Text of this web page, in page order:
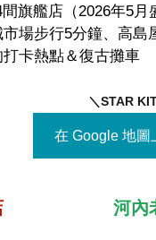
旗艦店（2026年5月
場步行5分鐘、高島
卡熱點＆復古攤車
＼STAR
在 Google 地
河內